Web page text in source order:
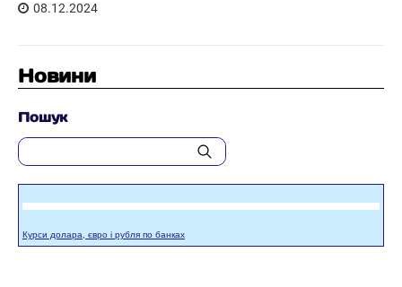
08.12.2024
Новини
Пошук
Курси долара, євро і рубля по банках